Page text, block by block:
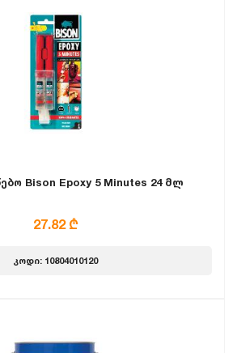
Bison Epoxy 5 Minutes 24 მლ
27.82 ₾
კოდი: 10804010120